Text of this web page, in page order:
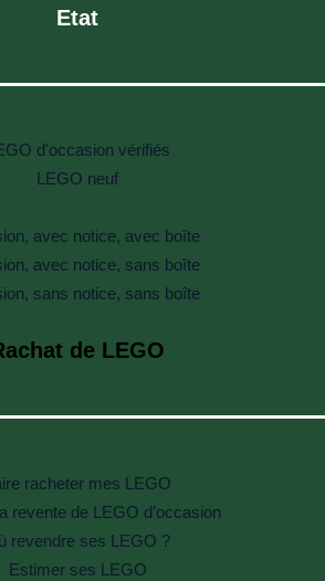
Etat
d'occasion vérifiés
LEGO neuf
avec notice, avec boîte
avec notice, sans boîte
sans notice, sans boîte
de LEGO
racheter mes LEGO
revente de LEGO d’occasion
revendre ses LEGO ?
Estimer ses LEGO